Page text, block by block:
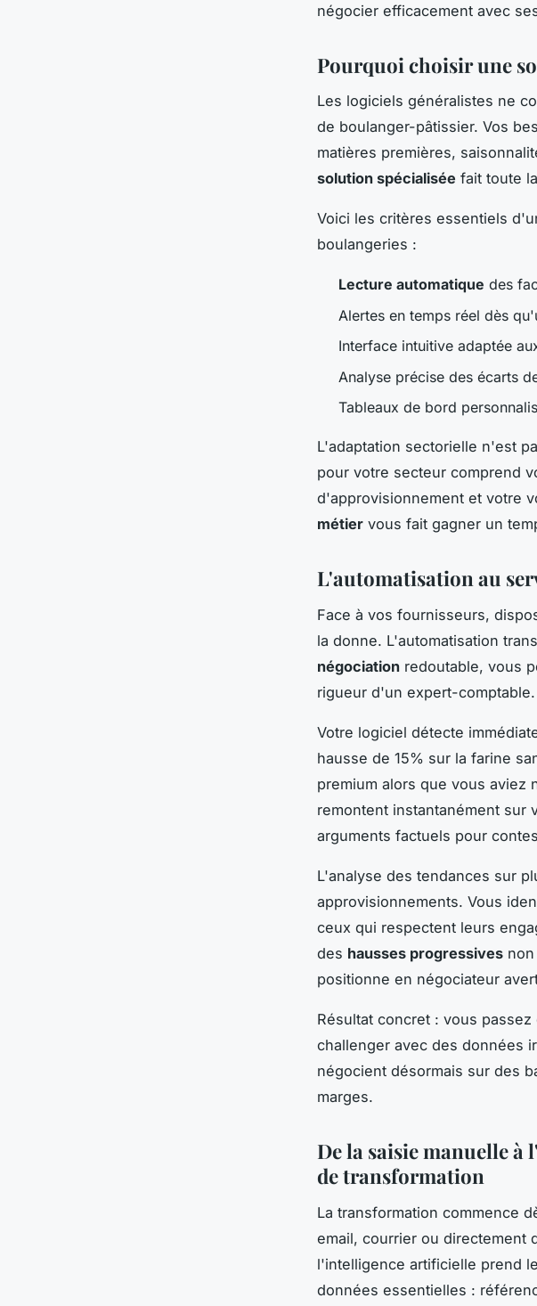
négocier efficacement avec
Pourquoi choisir une
Les logiciels généralistes ne
de boulanger-pâtissier. Vos
matières premières,
solution spécialisée fait toute
Voici les critères essentiels
boulangeries :
Lecture automatique des
Alertes en temps réel dès
Interface intuitive adaptée
Analyse précise des écarts
Tableaux de bord
L'adaptation sectorielle n'est
pour votre secteur comprend
d'approvisionnement et votre
métier vous fait gagner un
L'automatisation au
Face à vos fournisseurs,
la donne. L'automatisation
négociation redoutable, vous
rigueur d'un expert-comptable.
Votre logiciel détecte
hausse de 15% sur la farine
premium alors que vous aviez
remontent instantanément sur
arguments factuels pour
L'analyse des tendances sur
approvisionnements. Vous
ceux qui respectent leurs
des hausses progressives
positionne en négociateur
Résultat concret : vous
challenger avec des données
négocient désormais sur des
marges.
De la saisie manuelle
de transformation
La transformation commence
email, courrier ou directement
l'intelligence artificielle prend
données essentielles :